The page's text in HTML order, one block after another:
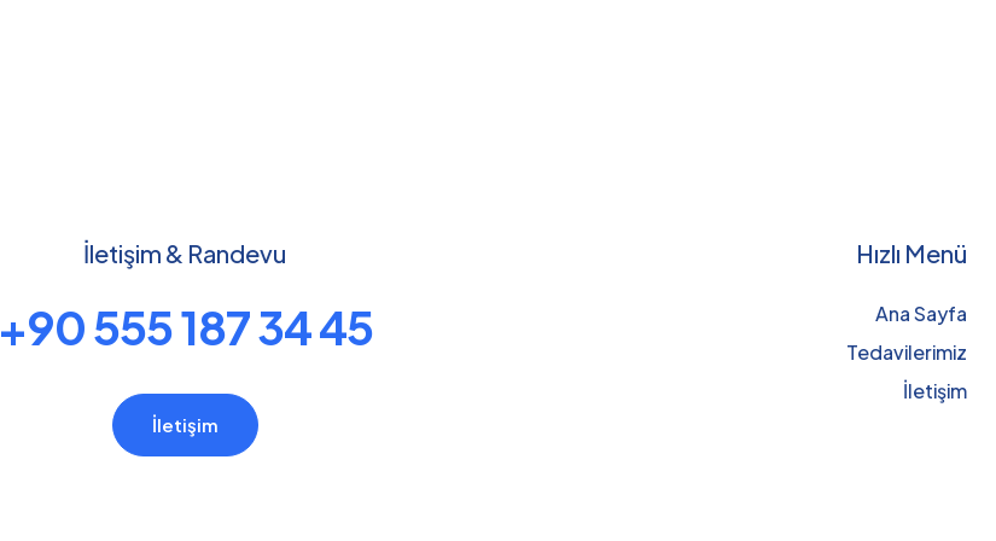
İletişim & Randevu
+90 555 187 34 45
İletişim
Hızlı Menü
Ana Sayfa
Tedavilerimiz
İletişim